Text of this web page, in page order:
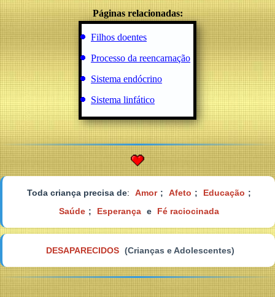
Páginas relacionadas:
Filhos doentes
Processo da reencarnação
Sistema endócrino
Sistema linfático
Toda criança precisa de: Amor ; Afeto ; Educação ;
Saúde ; Esperança e Fé raciocinada
DESAPARECIDOS (Crianças e Adolescentes)